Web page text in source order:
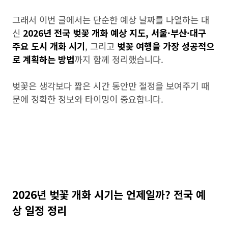
그래서 이번 글에서는 단순한 예상 날짜를 나열하는 대
신 2026년 전국 벚꽃 개화 예상 지도, 서울·부산·대구
주요 도시 개화 시기, 그리고 벚꽃 여행을 가장 성공적으
로 계획하는 방법까지 함께 정리했습니다.
벚꽃은 생각보다 짧은 시간 동안만 절정을 보여주기 때
문에 정확한 정보와 타이밍이 중요합니다.
2026년 벚꽃 개화 시기는 언제일까? 전국 예
상 일정 정리